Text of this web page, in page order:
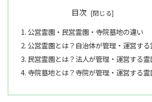
目次
公営霊園・民営霊園・寺院墓地の違い
公営霊園とは？自治体が管理・運営する
民営霊園とは？法人が管理・運営する霊
寺院墓地とは？寺院が管理・運営する霊